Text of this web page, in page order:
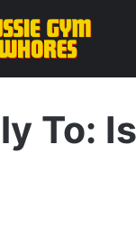
To: